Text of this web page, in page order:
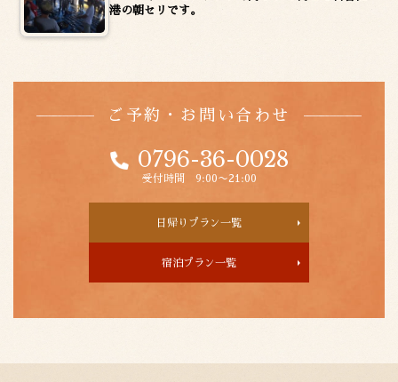
港の朝セリです。
ご予約・お問い合わせ
0796-36-0028
受付時間 9:00〜21:00
日帰りプラン一覧
宿泊プラン一覧